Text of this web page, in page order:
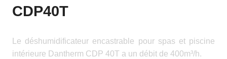
CDP40T
Le déshumidificateur encastrable pour spas et piscine
intérieure Dantherm CDP 40T a un débit de 400m³/h.